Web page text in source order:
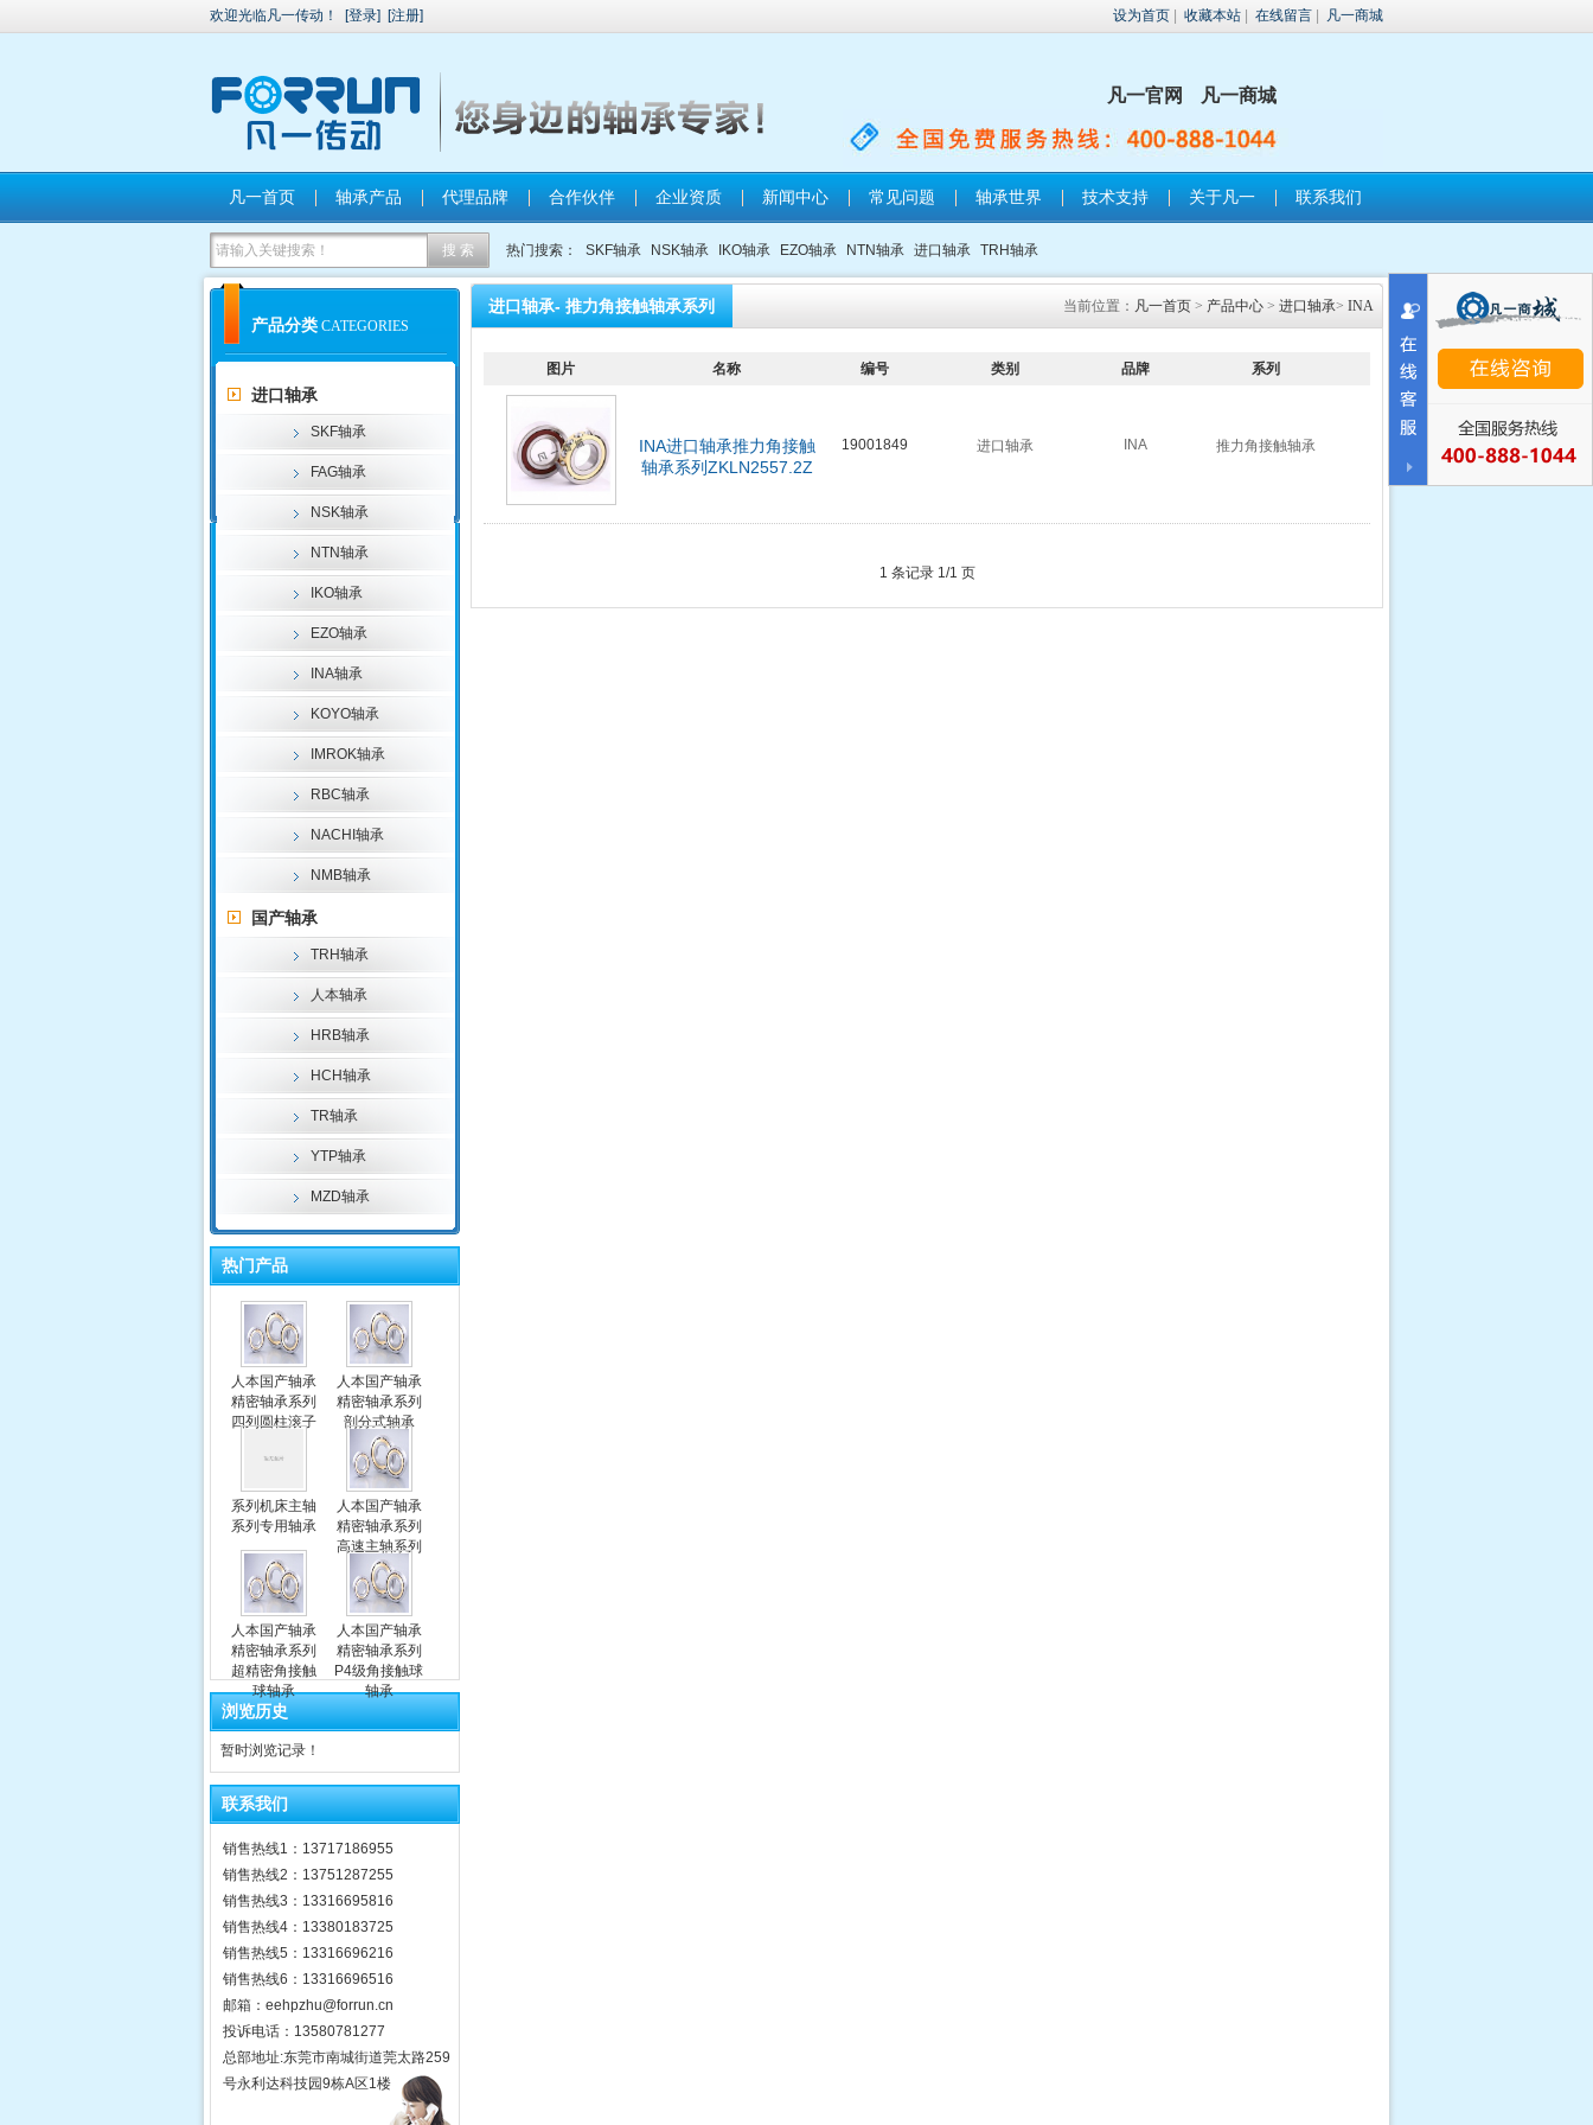
欢迎光临凡一传动！ [登录] [注册] 设为首页 收藏本站 在线留言 凡一商城
凡一官网 凡一商城
凡一首页 轴承产品 代理品牌 合作伙伴 企业资质 新闻中心 常见问题 轴承世界 技术支持 关于凡一 联系我们
热门搜索： SKF轴承 NSK轴承 IKO轴承 EZO轴承 NTN轴承 进口轴承 TRH轴承
产品分类 CATEGORIES
进口轴承
SKF轴承
FAG轴承
NSK轴承
NTN轴承
IKO轴承
EZO轴承
INA轴承
KOYO轴承
IMROK轴承
RBC轴承
NACHI轴承
NMB轴承
国产轴承
TRH轴承
人本轴承
HRB轴承
HCH轴承
TR轴承
YTP轴承
MZD轴承
热门产品
人本国产轴承
精密轴承系列
四列圆柱滚子
人本国产轴承
精密轴承系列
剖分式轴承
系列机床主轴
系列专用轴承
人本国产轴承
精密轴承系列
高速主轴系列
专用轴承
人本国产轴承
精密轴承系列
超精密角接触
球轴承
人本国产轴承
精密轴承系列
P4级角接触球
轴承
浏览历史
暂时浏览记录！
联系我们
销售热线1：13717186955
销售热线2：13751287255
销售热线3：13316695816
销售热线4：13380183725
销售热线5：13316696216
销售热线6：13316696516
邮箱：eehpzhu@for​run.cn
投诉电话：13580781277
总部地址:东莞市南城街道莞太路259
号永利达科技园9栋A区1楼
进口轴承- 推力角接触轴承系列 当前位置： 凡一首页 > 产品中心 > 进口轴承> INA
图片 名称 编号 类别 品牌 系列
INA进口轴承推力角接触
轴承系列ZKLN2557.2Z
19001849 进口轴承 INA 推力角接触轴承
1 条记录 1/1 页